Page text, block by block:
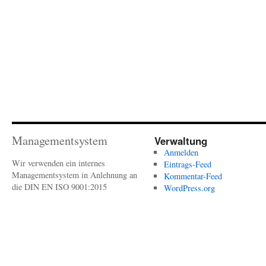
Managementsystem
Wir verwenden ein internes
Managementsystem in Anlehnung an
die DIN EN ISO 9001:2015
Verwaltung
Anmelden
Eintrags-Feed
Kommentar-Feed
WordPress.org